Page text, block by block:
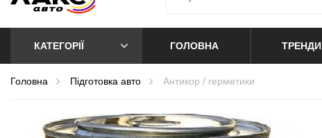
КАТЕГОРІЇ ГОЛОВНА ТРЕНДИ
Головна Пiдготовка авто Антикор / герметики